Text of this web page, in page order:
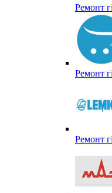
Ремонт
Ремонт
Ремонт